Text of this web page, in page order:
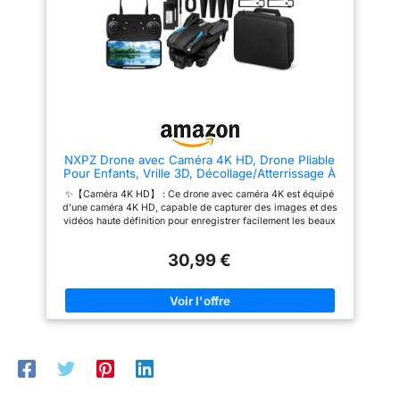
application. Il intègre de
nombreuses fonctions pratiques
: capteur de gravité, mode sans
tête, mode 3D,
décollage/atterrissage/retour/ar
geste, etc. Son fonctionnement
est simple et amusant. Que vous
soyez un enfant, un débutant ou
un joueur expérimenté, vous
profiterez d'une expérience de
vol exploratoire agréable.
✨【Facile à Utiliser】 : Ce
drone avec caméra est conçu
d'atterrissage en un seul bouton
simplifie le vol. Par rapport aux
produits similaires, nous avons
fonction d'arrêt d'urgence et les
protections d'hélices
nombreuses fonctions faciles à
utiliser : détection par gravité,
décollage/atterrissage/retour/ar
rêt d'urgence par simple
amusante. Que vous soyez un
utilisateur expérimenté, vous
profiterez d'une agréable
d'exploration. ✨【Facile à
utiliser】 : Ce drone débutant
est conçu de manière intuitive,
les enfants et les novices. La
simple bouton simplifie le
pilotage. Par rapport à d'autres
produits similaires, nous avons
NXPZ Drone avec Caméra 4K HD, Drone Pliable
Pour Enfants, Vrille 3D, Décollage/Atterrissage À
Un Bouton, Mode Sans Tête, Maintien d'Altitude,
pour Enfants Ou Débutants, 2 Batteries
✨【Caméra 4K HD】 : Ce drone avec caméra 4K est équipé
d'une caméra 4K HD, capable de capturer des images et des
vidéos haute définition pour enregistrer facilement les beaux
et un objectif réglable à 90°, élargissant votre perspective et
temps réel permet de partager instantanément vos photos et
vidéos sur les plateformes sociales pour profiter du moment
avec vos amis. ✨【Fonctionnalités Multiples Pour Enfants et
3D, décollage/atterrissage/retour/arrêt d'urgence en un seul
30,99 €